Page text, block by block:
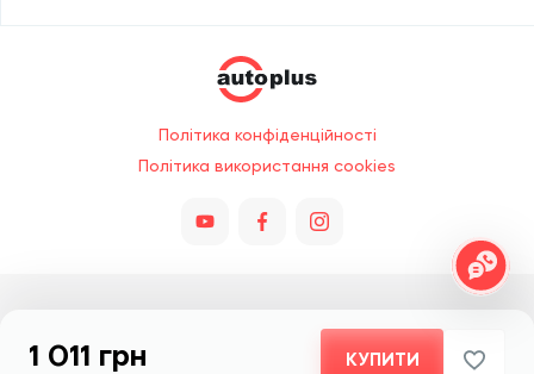
1 011 грн КУПИТИ
Політика конфіденційності
Політика використання cookies
на сайт Autoplus.ua. Цей сайт захищено reCAPTCHA та діють